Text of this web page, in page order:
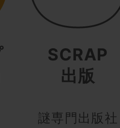
SCRAP
出版
謎専門出版社